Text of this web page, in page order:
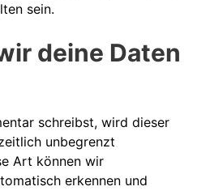
sein.
deine Daten
schreibst, wird dieser
unbegrenzt
Art können wir
erkennen und